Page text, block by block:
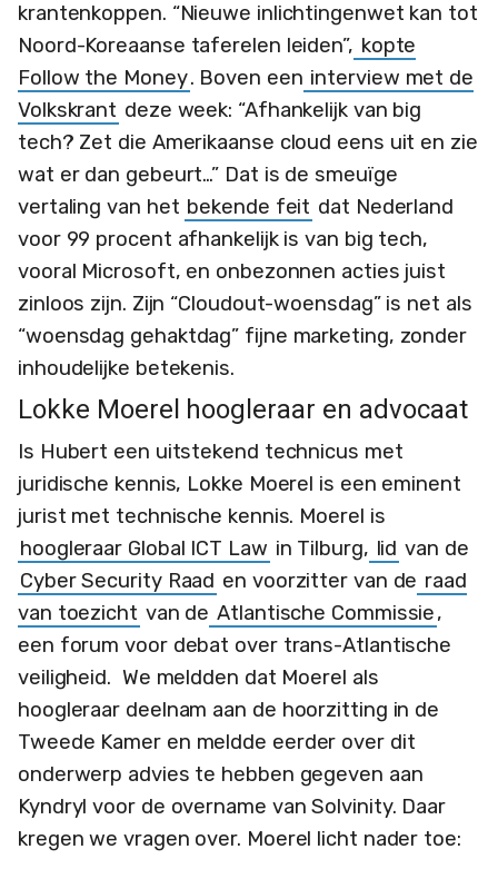
krantenkoppen. “Nieuwe inlichtingenwet kan tot
Noord-Koreaanse taferelen leiden”, kopte
Follow the Money. Boven een interview met de
Volkskrant deze week: “Afhankelijk van big
tech? Zet die Amerikaanse cloud eens uit en zie
wat er dan gebeurt…” Dat is de smeuïge
vertaling van het bekende feit dat Nederland
voor 99 procent afhankelijk is van big tech,
vooral Microsoft, en onbezonnen acties juist
zinloos zijn. Zijn “Cloudout-woensdag” is net als
“woensdag gehaktdag” fijne marketing, zonder
inhoudelijke betekenis.
Lokke Moerel hoogleraar en advocaat
Is Hubert een uitstekend technicus met
juridische kennis, Lokke Moerel is een eminent
jurist met technische kennis. Moerel is
hoogleraar Global ICT Law in Tilburg, lid van de
Cyber Security Raad en voorzitter van de raad
van toezicht van de Atlantische Commissie,
een forum voor debat over trans-Atlantische
veiligheid. We meldden dat Moerel als
hoogleraar deelnam aan de hoorzitting in de
Tweede Kamer en meldde eerder over dit
onderwerp advies te hebben gegeven aan
Kyndryl voor de overname van Solvinity. Daar
kregen we vragen over. Moerel licht nader toe: